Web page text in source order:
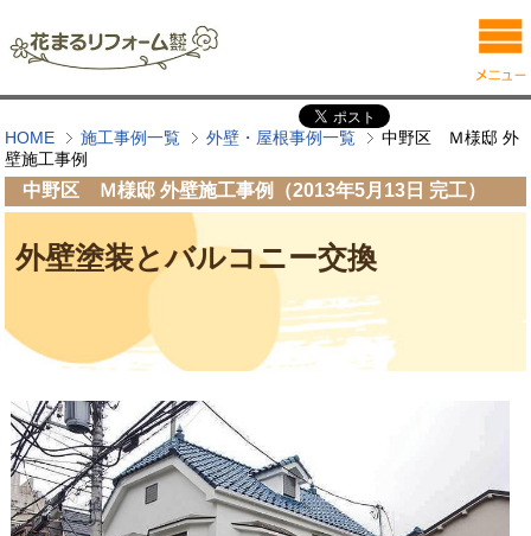
HOME 施工事例一覧 外壁・屋根事例一覧
中野区 Ｍ様邸 外
壁施工事例
中野区 Ｍ様邸 外壁施工事例（2013年5月13日 完工）
外壁塗装とバルコニー交換